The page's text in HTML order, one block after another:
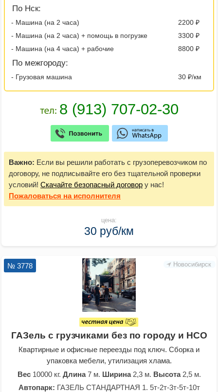
По Нск:
- Машина (на 2 часа)
2200 ₽
- Машина (на 2 часа) + помощь в погрузке
3300 ₽
- Машина (на 4 часа) + рабочие
8800 ₽
По межгороду:
- Грузовая машина 30 ₽/км
Важно: Если вы решили работать с грузоперевозчиком по
договору, не подписывайте его без тщательной проверки
условий! Скачайте безопасный договор у нас!
Пожаловаться на исполнителя
цена:
30 руб/км
Новосибирск
№ 3778
ГАЗель с грузчиками без по городу и НСО
Квартирные и офисные переезды под ключ. Сборка и
упаковка мебели, утилизация хлама.
Вес10000 кг. Длина7 м. Ширина2,3 м. Высота2,5 м.
Автопарк: ГАЗЕЛЬ СТАНДАРТНАЯ 1. 5т-2т-3т-5т-10т